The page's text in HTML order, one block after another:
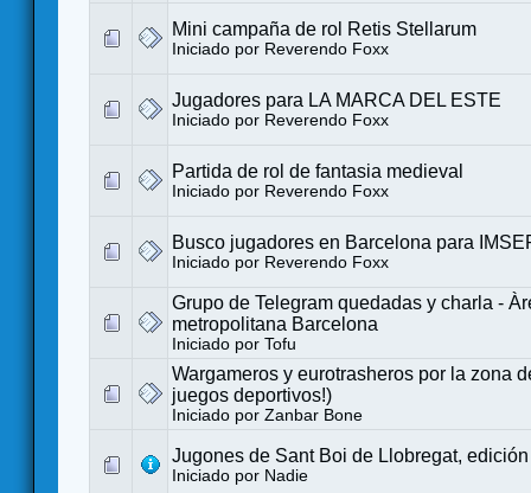
Mini campaña de rol Retis Stellarum
Iniciado por Reverendo Foxx
Jugadores para LA MARCA DEL ESTE
Iniciado por Reverendo Foxx
Partida de rol de fantasia medieval
Iniciado por Reverendo Foxx
Busco jugadores en Barcelona para
Iniciado por Reverendo Foxx
Grupo de Telegram quedadas y charla -
metropolitana Barcelona
Iniciado por Tofu
Wargameros y eurotrasheros por la zona
juegos deportivos!)
Iniciado por Zanbar Bone
Jugones de Sant Boi de Llobregat,
Iniciado por Nadie